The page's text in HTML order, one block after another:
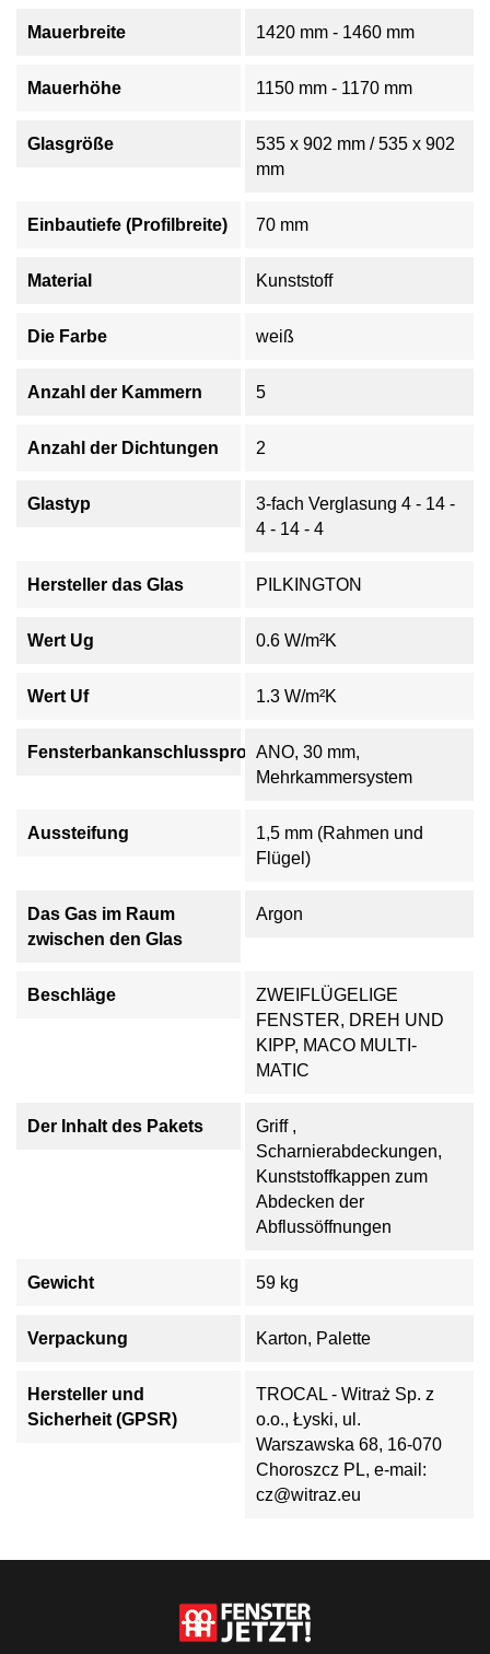
Mauerbreite 1420 mm - 1460 mm
Mauerhöhe 1150 mm - 1170 mm
Glasgröße
535 x 902 mm / 535 x 902
mm
Einbautiefe (Profilbreite) 70 mm
Material Kunststoff
Die Farbe weiß
Anzahl der Kammern 5
Anzahl der Dichtungen 2
Glastyp
3-fach Verglasung 4 - 14 -
4 - 14 - 4
Hersteller das Glas PILKINGTON
Wert Ug 0.6 W/m²K
Wert Uf 1.3 W/m²K
FensterbankanschlussprofilANO, 30 mm,
Mehrkammersystem
Aussteifung
1,5 mm (Rahmen und
Flügel)
Das Gas im Raum
zwischen den Glas
Argon
Beschläge
ZWEIFLÜGELIGE
FENSTER, DREH UND
KIPP, MACO MULTI-
MATIC
Der Inhalt des Pakets
Griff ,
Scharnierabdeckungen,
Kunststoffkappen zum
Abdecken der
Abflussöffnungen
Gewicht 59 kg
Verpackung Karton, Palette
Hersteller und
Sicherheit (GPSR)
TROCAL - Witraż Sp. z
o.o., Łyski, ul.
Warszawska 68, 16-070
Choroszcz PL, e-mail:
cz@witraz.eu